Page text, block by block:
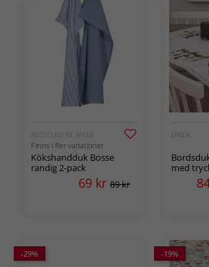
RECYCLED BY WILLE
Finns i fler variationer
Kökshandduk Bosse
randig 2-pack
69 kr 89 kr
LINEA
med
-29% -19%